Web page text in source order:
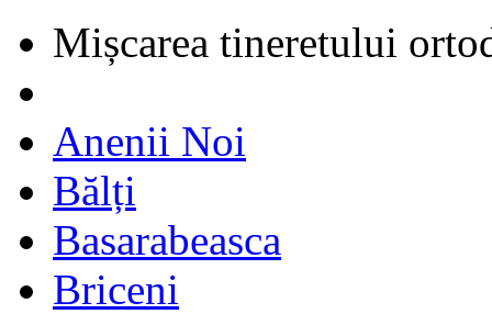
Mișcarea tineretului
Anenii Noi
Bălți
Basarabeasca
Briceni